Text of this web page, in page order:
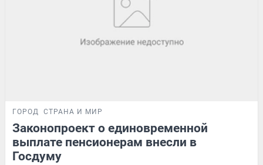
ГОРОД СТРАНА И МИР
Законопроект о единовременной
выплате пенсионерам внесли в
Госдуму